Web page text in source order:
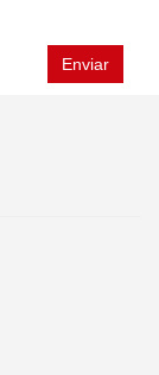
Enviar